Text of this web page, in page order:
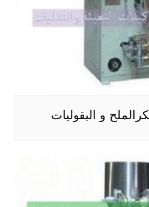
و البقوليات